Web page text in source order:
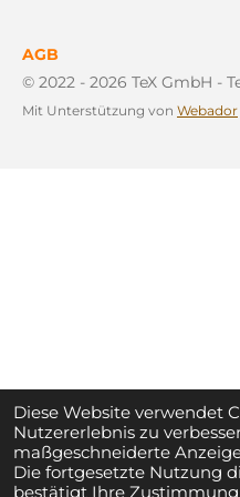
Diese Website verwendet
Nutzererlebnis zu
maßgeschneiderte
Die fortgesetzte Nutzung
bestätigt Ihre
AGB
© 2022 - 2026 TeX GmbH -
Mit Unterstützung von Webador